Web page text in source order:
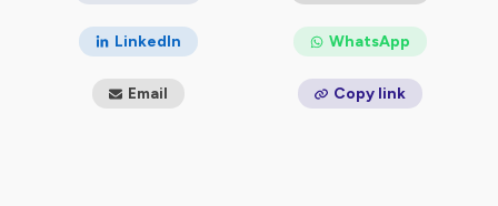
Hébergé par Ausha. Visitez
ausha.co/politique-de-
confidentialitepour plus d'informations.
LinkedIn WhatsApp
Email Copy link